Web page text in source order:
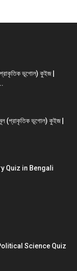
ভূগোল) কুইজ |
(প্রাকৃতিক ভূগোল) কুইজ |
Quiz in Bengali
Political Science Quiz